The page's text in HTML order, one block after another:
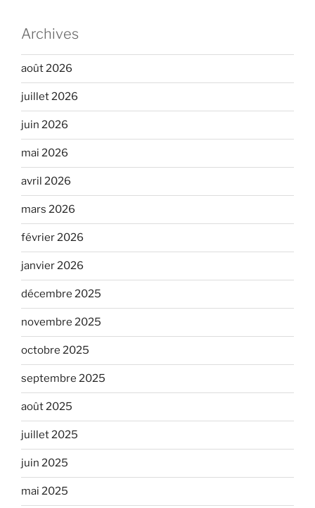
Archives
août 2026
juillet 2026
juin 2026
mai 2026
avril 2026
mars 2026
février 2026
janvier 2026
décembre 2025
novembre 2025
octobre 2025
septembre 2025
août 2025
juillet 2025
juin 2025
mai 2025